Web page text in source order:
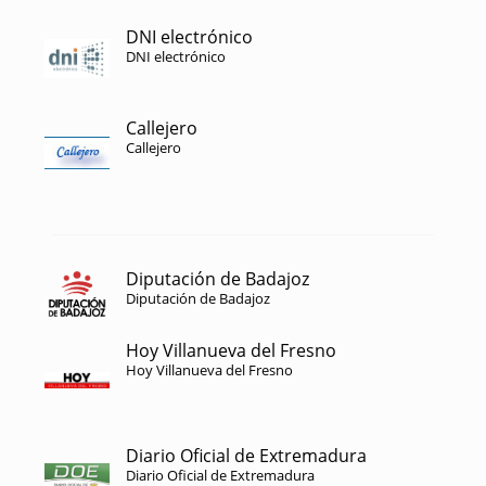
DNI electrónico
DNI electrónico
Callejero
Callejero
Diputación de Badajoz
Diputación de Badajoz
Hoy Villanueva del Fresno
Hoy Villanueva del Fresno
Diario Oficial de Extremadura
Diario Oficial de Extremadura